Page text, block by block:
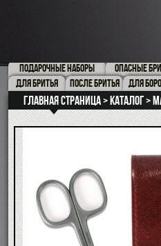
ПОДАРОЧНЫЕ НАБОРЫ
ОПАСНЫЕ
ДЛЯ БРИТЬЯ
ПОСЛЕ БРИТЬЯ ДЛЯ
Главная страница Каталог